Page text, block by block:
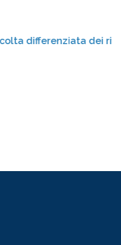
differenziata dei rifiuti